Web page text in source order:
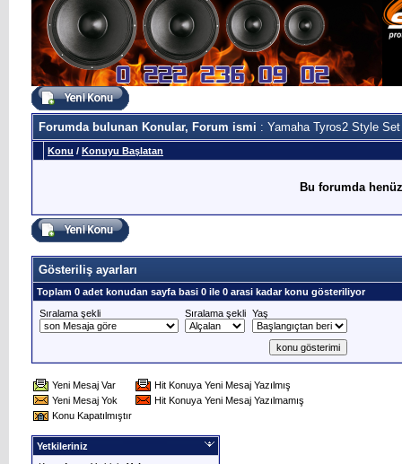
Forumda bulunan Konular, Forum ismi : Yamaha Tyros2 Style Set
Konu / Konuyu Başlatan
Bu forumda
Gösteriliş ayarları
Toplam 0 adet konudan sayfa basi 0 ile 0 arasi kadar konu gösteriliyor
Sıralama şekli
Sıralama şekli Yaş
Yeni Mesaj Var
Hit Konuya Yeni Mesaj Yazılmış
Yeni Mesaj Yok
Hit Konuya Yeni Mesaj Yazılmamış
Konu Kapatılmıştır
Yetkileriniz